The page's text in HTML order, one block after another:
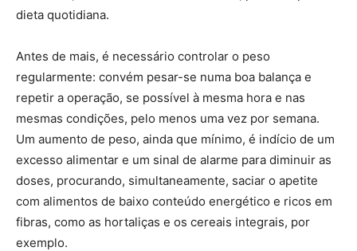
dieta quotidiana.
Antes de mais, é necessário controlar o peso
regularmente: convém pesar-se numa boa balança e
repetir a operação, se possível à mesma hora e nas
mesmas condições, pelo menos uma vez por semana.
Um aumento de peso, ainda que mínimo, é indício de um
excesso alimentar e um sinal de alarme para diminuir as
doses, procurando, simultaneamente, saciar o apetite
com alimentos de baixo conteúdo energético e ricos em
fibras, como as hortaliças e os cereais integrais, por
exemplo.